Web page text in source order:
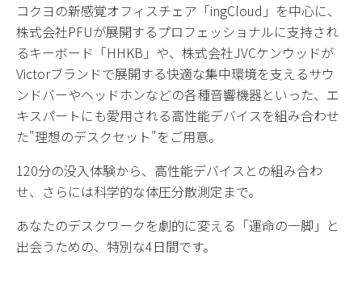
コクヨの新感覚オフィスチェア「ingCloud 」を中心に、
株式会社PFUが展開するプロフェッショナルに支持され
るキーボード「HHKB 」や、株式会社JVCケンウッドが
Victorブランドで展開する快適な集中環境を支えるサウ
ンドバーやヘッドホンなどの各種音響機器といった、エ
キスパートにも愛用される高性能デバイスを組み合わせ
た"理想のデスクセット"をご用意。
120分の没入体験から、高性能デバイスとの組み合わ
せ、さらには科学的な体圧分散測定まで。
あなたのデスクワークを劇的に変える「運命の一脚」と
出会うための、特別な4日間です。